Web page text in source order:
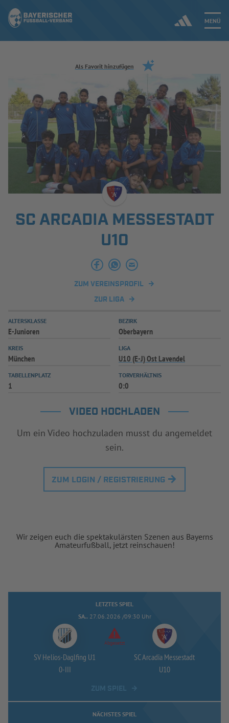
MENÜ
Jetzt einloggen
ERGEBNISSE & WETTBEWERBE
NEUIGKEITEN
SPIELBETRIEB & VERBANDSLEBEN
AUSBILDUNG & FÖRDERUNG
SPIELPLUS
Als Favorit hinzufügen
SC ARCADIA MESSESTADT
U10
ZUM VEREINSPROFIL
ZUR LIGA
ALTERSKLASSE
E-Junioren
BEZIRK
Oberbayern
KREIS
München
LIGA
U10 (E-J) Ost Lavendel
TABELLENPLATZ
1
TORVERHÄLTNIS
0:0
VIDEO HOCHLADEN
Um ein Video hochzuladen musst du angemeldet
sein.
ZUM LOGIN / REGISTRIERUNG
Wir zeigen euch die spektakulärsten Szenen aus Bayerns
Amateurfußball, jetzt reinschauen!
LETZTES SPIEL
SA.. 27.06.2026 /09:30 Uhr
SV Helios-Daglfing U1
0-III
Abgesetzt
SC Arcadia Messestadt
U10
NÄCHSTES SPIEL